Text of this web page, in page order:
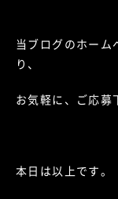
当ブログのホーム
り、
お気軽に、ご応募
本日は以上です。